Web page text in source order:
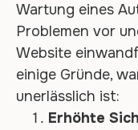
Wartung eines
Problemen vor
Website
einige Gründe,
unerlässlich ist:
Erhöhte